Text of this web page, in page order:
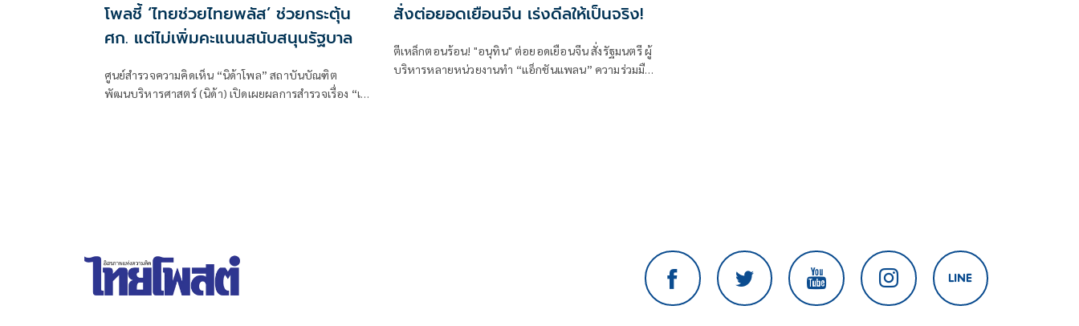
โพลชี้ ‘ไทยช่วยไทยพลัส’ ช่วยกระตุ้น
ศก. แต่ไม่เพิ่มคะแนนสนับสนุนรัฐบาล
ศูนย์สำรวจความคิดเห็น “นิด้าโพล” สถาบันบัณฑิต
พัฒนบริหารศาสตร์ (นิด้า) เปิดเผยผลการสำรวจเรื่อง “เข้า
สั่งต่อยอดเยือนจีน เร่งดีลให้เป็นจริง!
ตีเหล็กตอนร้อน! "อนุทิน" ต่อยอดเยือนจีน สั่งรัฐมนตรี ผู้
บริหารหลายหน่วยงานทำ “แอ็กชันแพลน” ความร่วมมือ